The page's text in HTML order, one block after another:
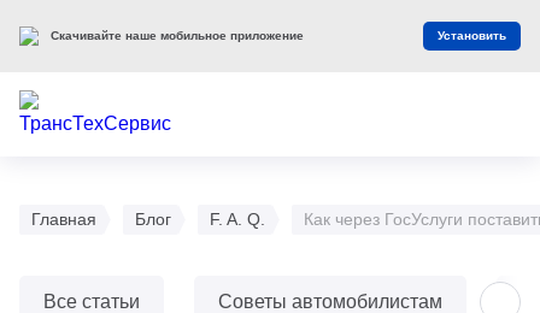
Главная Блог F. A. Q. Как через ГосУслуги
Все статьи Советы автомобилистам
Скачивайте наше мобильное приложение Установить